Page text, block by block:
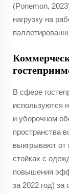
(Ponemon,
нагрузку на
В сфере
используются
и уборочном
пространства
выигрывают от
стойках с
повышения
за 2022 год) за